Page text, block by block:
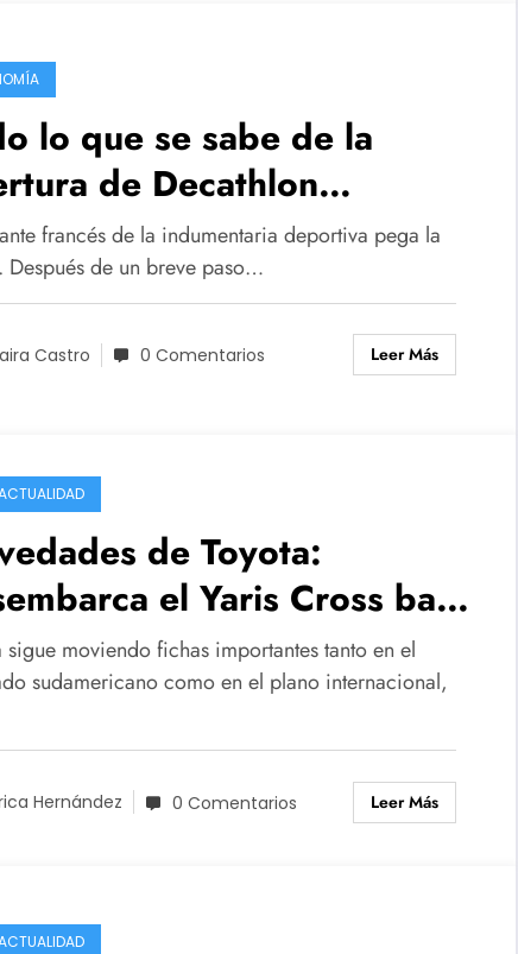
lo que se sabe de la
de Decathlon
francés de la indumentaria deportiva pega la
Después de un breve paso…
Castro 0 Comentarios Leer Más
de Toyota:
el Yaris Cross base
región y agresiva
de precios para sus
sigue moviendo fichas importantes tanto en el
sudamericano como en el plano internacional,
Hernández 0 Comentarios Leer Más